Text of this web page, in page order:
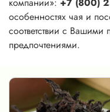
особенностях чая и
соответствии с
предпочтениями.